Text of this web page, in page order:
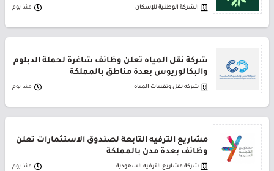
الشركة الوطنية للإسكان منذ يوم
شركة نقل المياه تعلن وظائف شاغرة لحملة الدبلوم
والبكالوريوس بعدة مناطق بالمملكة
شركة نقل وتقنيات المياه منذ يوم
مشاريع الترفيه التابعة لصندوق الاستثمارات تعلن
وظائف بعدة مدن بالمملكة
شركة مشاريع الترفيه السعودية منذ يوم